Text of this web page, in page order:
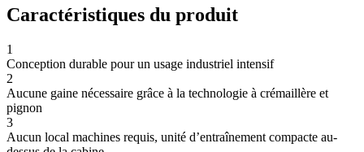
Caractéristiques du produit
1
Conception durable pour un usage industriel intensif
2
Aucune gaine nécessaire grâce à la technologie à crémaillère et
pignon
3
Aucun local machines requis, unité d’entraînement compacte au-